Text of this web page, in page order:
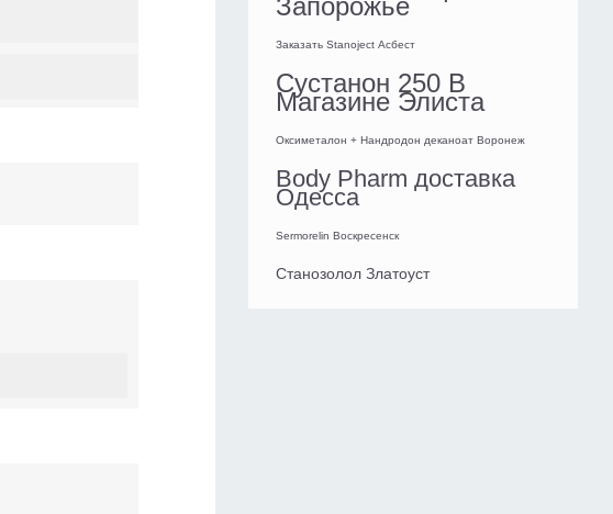
Запорожье
Заказать Stanoject Асбест
Сустанон 250 В
Магазине Элиста
Оксиметалон + Нандродон деканоат Воронеж
Body Pharm доставка
Одесса
Sermorelin Воскресенск
Станозолол Златоуст